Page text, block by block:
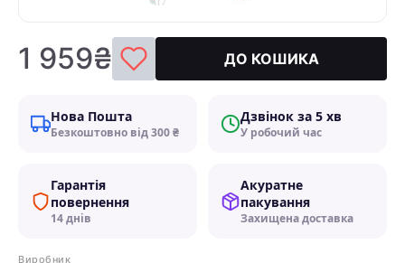
1 959₴ ДО КОШИКА
Нова Пошта
Безкоштовно від 300 ₴
Дзвінок за 5 хв
У робочий час
Гарантія
повернення
14 днів
Акуратне
пакування
Захищена доставка
Виробник